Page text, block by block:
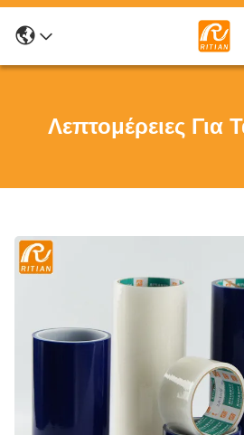
Λεπτομέρειες Για